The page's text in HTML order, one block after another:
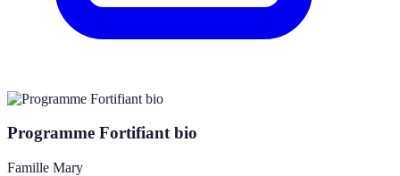
Programme Fortifiant bio
Famille Mary